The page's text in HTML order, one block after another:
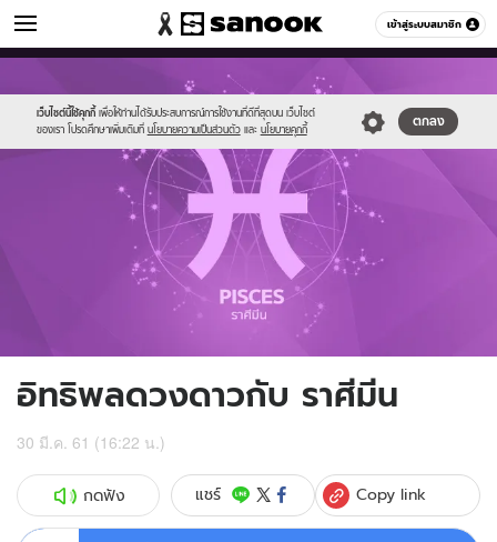
เข้าสู่ระบบสมาชิก
ดูดวง หมวดอื่นๆ
เว็บไซต์นี้ใช้คุกกี้ เพื่อให้ท่านได้รับประสบการณ์การใช้งานที่ดีที่สุดบน เว็บไซต์
ของเรา โปรดศึกษาเพิ่มเติมที่ นโยบายความเป็นส่วนตัว และ นโยบายคุกกี้
ตกลง
//s.isanook.com/sr/0/images/logo-
new-
sanook.png
//s.isanook.com/ho/0/ud/27/136465/pisces.png
อิทธิพลดวงดาวกับ ราศีมีน
30 มี.ค. 61 (16:22 น.)
กดฟัง แชร์ Copy link